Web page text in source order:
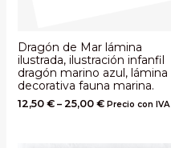
Dragón de Mar lámina
ilustrada, ilustración infanfil
dragón marino azul, lámina
decorativa fauna marina.
12,50 €– 25,00 € Precio con IVA